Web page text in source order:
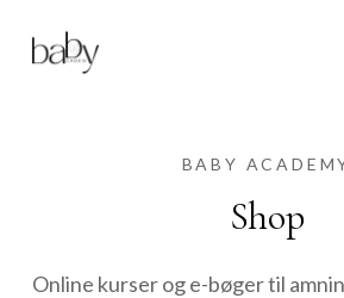
BABY
Shop
Online kurser og e-bøger til